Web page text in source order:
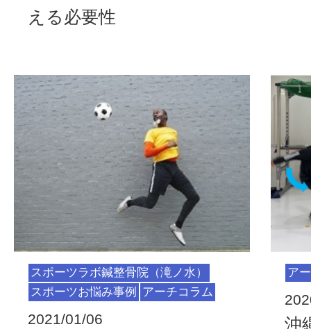
える必要性
スポーツラボ鍼整骨院（滝ノ水）
スポーツお悩み事例
アーチコラム
2021/01/06
ア
沖